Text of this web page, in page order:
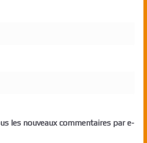
les nouveaux commentaires par e-